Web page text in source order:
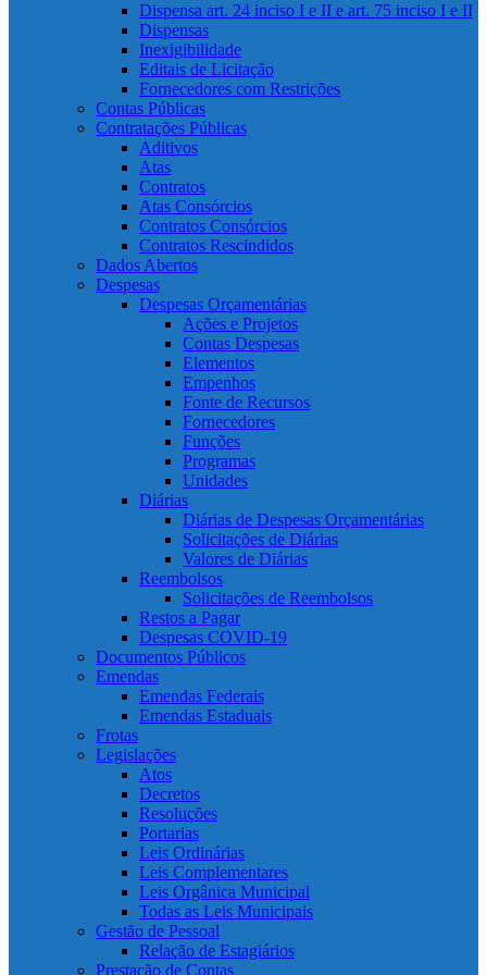
Dispensa art. 24 inciso I e II e art. 75 inciso I e II
Dispensas
Inexigibilidade
Editais de Licitação
Fornecedores com Restrições
Contas Públicas
Contratações Públicas
Aditivos
Atas
Contratos
Atas Consórcios
Contratos Consórcios
Contratos Rescindidos
Dados Abertos
Despesas
Despesas Orçamentárias
Ações e Projetos
Contas Despesas
Elementos
Empenhos
Fonte de Recursos
Fornecedores
Funções
Programas
Unidades
Diárias
Diárias de Despesas Orçamentárias
Solicitações de Diárias
Valores de Diárias
Reembolsos
Solicitações de Reembolsos
Restos a Pagar
Despesas COVID-19
Documentos Públicos
Emendas
Emendas Federais
Emendas Estaduais
Frotas
Legislações
Atos
Decretos
Resoluções
Portarias
Leis Ordinárias
Leis Complementares
Leis Orgânica Municipal
Todas as Leis Municipais
Gestão de Pessoal
Relação de Estagiários
Prestação de Contas